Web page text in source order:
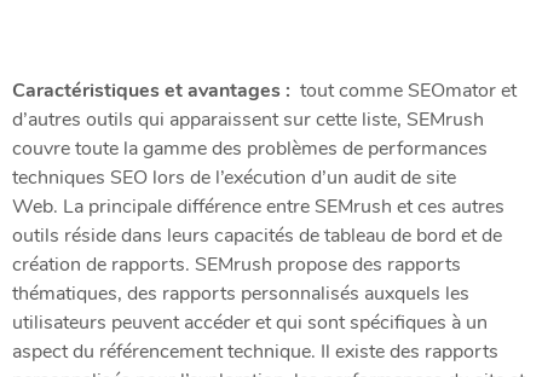
Caractéristiques et avantages : tout comme SEOmator et
d’autres outils qui apparaissent sur cette liste, SEMrush
couvre toute la gamme des problèmes de performances
techniques SEO lors de l’exécution d’un audit de site
Web. La principale différence entre SEMrush et ces autres
outils réside dans leurs capacités de tableau de bord et de
création de rapports. SEMrush propose des rapports
thématiques, des rapports personnalisés auxquels les
utilisateurs peuvent accéder et qui sont spécifiques à un
aspect du référencement technique. Il existe des rapports